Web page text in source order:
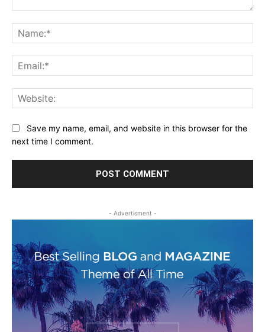
Save my name, email, and website in this browser for the
next time I comment.
- Advertisment -